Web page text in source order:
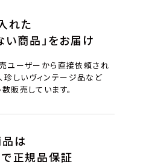
れた
商品」をお届け
ユーザーから直接依頼され
珍しいヴィンテージ品など
売しています。
は
正規品保証